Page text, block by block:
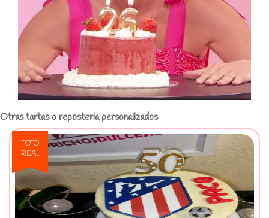
Otras tartas o reposteria personalizados
FOTO
REAL